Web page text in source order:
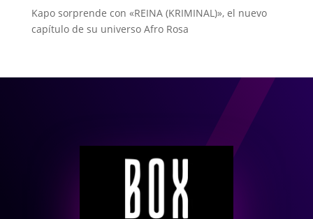
Kapo sorprende con «REINA (KRIMINAL)», el nuevo
capítulo de su universo Afro Rosa